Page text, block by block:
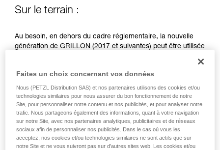
Sur le terrain :
Au besoin, en dehors du cadre réglementaire, la nouvelle
génération de GRILLON (2017 et suivantes) peut être utilisée
situation pour déterminer la meilleure solution à utiliser.
Remarque : dans tous les cas, comme pour tous les
ancrages, il est recommandé de respecter le principe de
redondance pour ne pas confier la sécurité d’un utilisateur à
un seul équipement.
Exemple d'utilisation en retenue :
Faites un choix concernant vos données
Nous (PETZL Distribution SAS) et nos partenaires utilisons des cookies et/ou
technologies similaires pour nous assurer du bon fonctionnement de notre
Site, pour personnaliser notre contenu et nos publicités, et pour analyser notre
trafic. Nous partageons également des informations, quant à votre navigation
sur notre Site, avec nos partenaires analytiques, publicitaires et de réseaux
sociaux afin de personnaliser nos publicités. Dans le cas où vous les
acceptez, nos cookies et/ou technologies similaires ne sont actifs que sur
notre Site et ne vous suivront pas sur d’autres sites web. Les cookies et/ou